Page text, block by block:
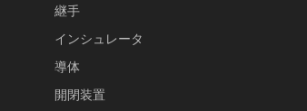
継手
インシュレータ
導体
開閉装置